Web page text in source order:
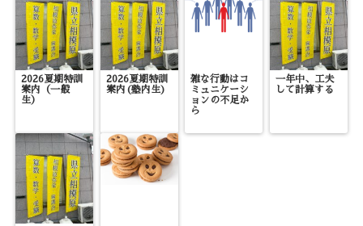
2026夏期特訓
案内（一般
生）
2026夏期特訓
案内(塾内生)
雑な行動はコ
ミュニケーシ
ョンの不足か
ら
一年中、工夫
して計算する